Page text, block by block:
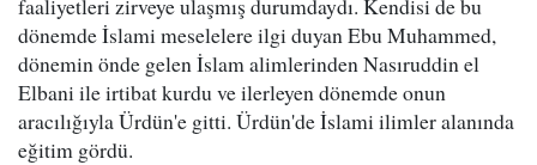
faaliyetleri zirveye ulaşmış durumdaydı. Kendisi de bu
dönemde İslami meselelere ilgi duyan Ebu Muhammed,
dönemin önde gelen İslam alimlerinden Nasıruddin el
Elbani ile irtibat kurdu ve ilerleyen dönemde onun
aracılığıyla Ürdün'e gitti. Ürdün'de İslami ilimler alanında
eğitim gördü.